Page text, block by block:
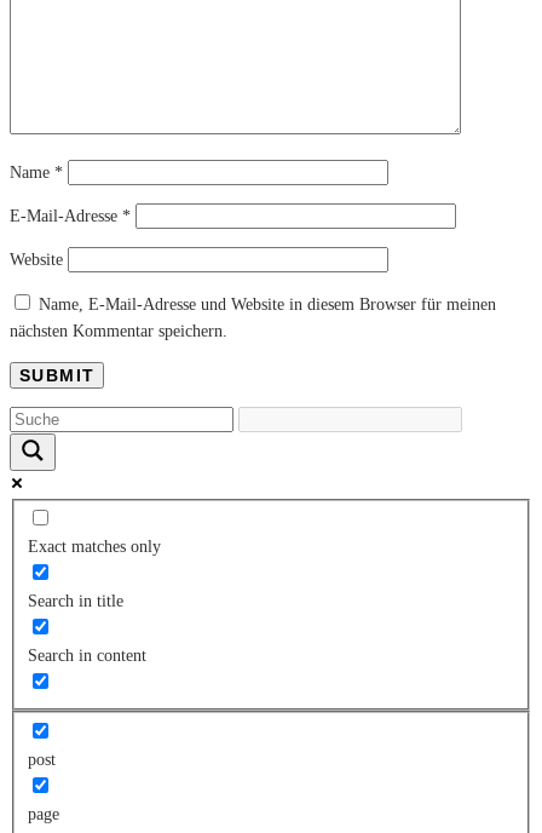
Name *
E-Mail-Adresse *
Website
Name, E-Mail-Adresse und Website in diesem Browser für meinen
nächsten Kommentar speichern.
Exact matches only
Search in title
Search in content
post
page